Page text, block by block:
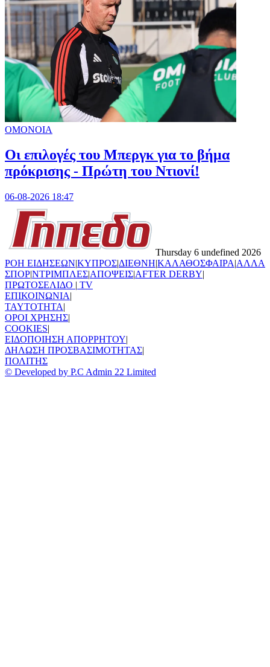
ΟΜΟΝΟΙΑ
Οι επιλογές του Μπεργκ για το βήμα
πρόκρισης - Πρώτη του Ντιονί!
06-08-2026 18:47
Thursday 6 undefined 2026
ΡΟΗ ΕΙΔΗΣΕΩΝ|ΚΥΠΡΟΣ|ΔΙΕΘΝΗ|ΚΑΛΑΘΟΣΦΑΙΡΑ|ΑΛΛΑ
ΣΠΟΡ|ΝΤΡΙΜΠΛΕΣ|ΑΠΟΨΕΙΣ|AFTER DERBY|
ΠΡΩΤΟΣΕΛΙΔΟ | TV
ΕΠΙΚΟΙΝΩΝΙΑ|
TAYTOTHTA|
ΟΡΟΙ ΧΡΗΣΗΣ|
COOKIES|
ΕΙΔΟΠΟΙΗΣΗ ΑΠΟΡΡΗΤΟΥ|
ΔΗΛΩΣΗ ΠΡΟΣΒΑΣΙΜΟΤΗΤΑΣ|
ΠΟΛΙΤΗΣ
© Developed by P.C Admin 22 Limited